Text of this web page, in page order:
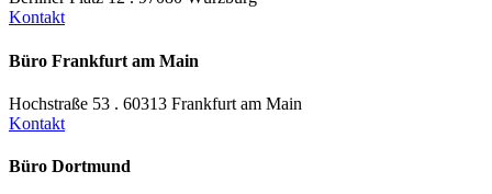
Kontakt
Büro Frankfurt am Main
Hochstraße 53 . 60313 Frankfurt am Main
Kontakt
Büro Dortmund